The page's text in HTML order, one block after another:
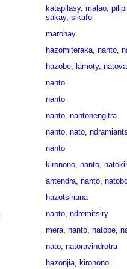
katapilasy, malao,
sakay, sikafo
marohay
hazomiteraka, nanto,
hazobe, lamoty,
nanto
nanto
nanto, nantonengitra
nanto, nato,
nanto
kironono, nanto,
antendra, nanto,
hazotsiriana
nanto, ndremitsiry
mera, nanto, natobe,
nato, natoravindrotra
hazonjia, kironono